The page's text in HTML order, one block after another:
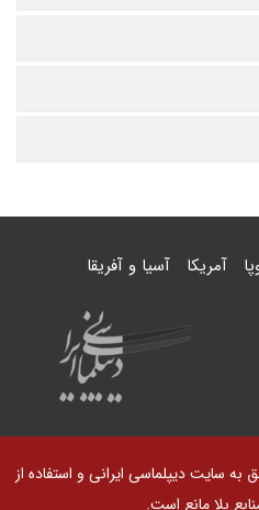
آمریکا آسیا و آفریقا
سایت دیپلماسی ایرانی و استفاده از
بلا مانع است.